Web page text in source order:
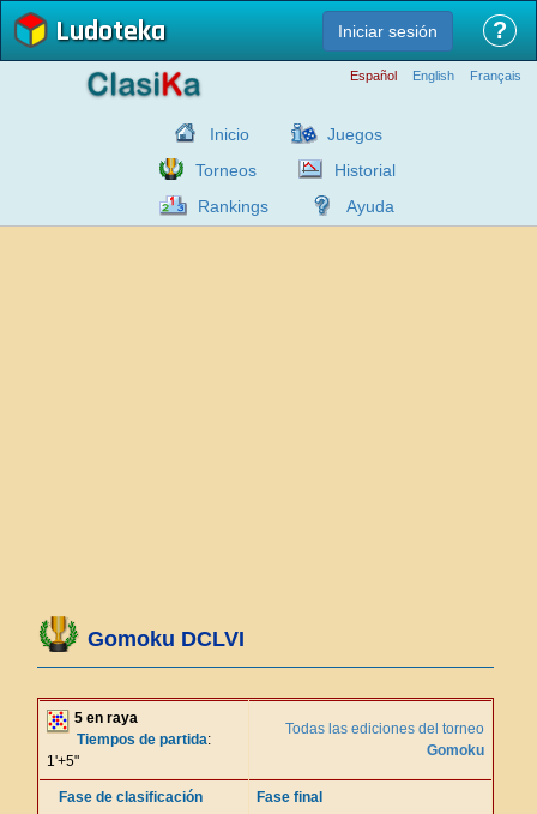
Ludoteka Iniciar sesión ?
Español English Français
Inicio
Juegos
Torneos
Historial
Rankings
Ayuda
Gomoku DCLVI
5 en raya
Tiempos de partida:
1'+5"
Todas las ediciones del torneo
Gomoku
Fase de clasificación
Fase final